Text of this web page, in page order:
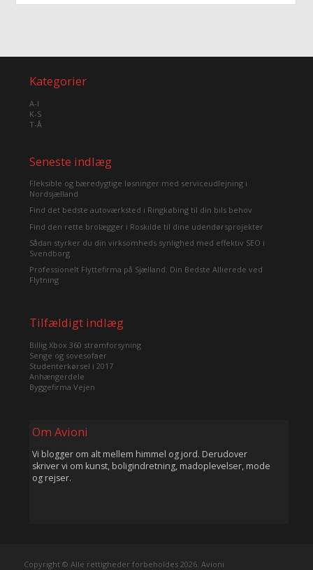
Kategorier
A-I
K-S
T-Å
Seneste indlæg
Fleksible og bæredygtige løsninger med serviceudlejning i
Nordsjælland
Find det bedste autoværksted i Ringkøbing til din bils behov
Find den rette brolægger i Roskilde til dine udendørsprojekter
Sådan styrker du din virksomheds synlighed med effektiv SEO i
Svendborg
Professionelt Flyttefirma på Sjælland: Din Bedste Allierede ved
Flytning
Tilfældigt indlæg
Billig Xbox 360 strømforsyning
Senge og sovesofaer
Studenterkørsel i 2017
Anhængerdele
Byggefirma Vejen
Om Avioni
Vi blogger om alt mellem himmel og jord. Derudover
skriver vi om kunst, boligindretning, madoplevelser, mode
og rejser.
Copyright © Alle rettigheder forbeholdes 2026. Avioni